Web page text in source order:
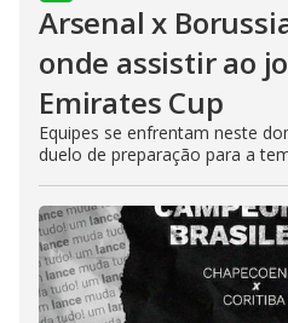
Arsenal x
onde assistir ao
Emirates Cup
Equipes se enfrentam neste
duelo de preparação para a